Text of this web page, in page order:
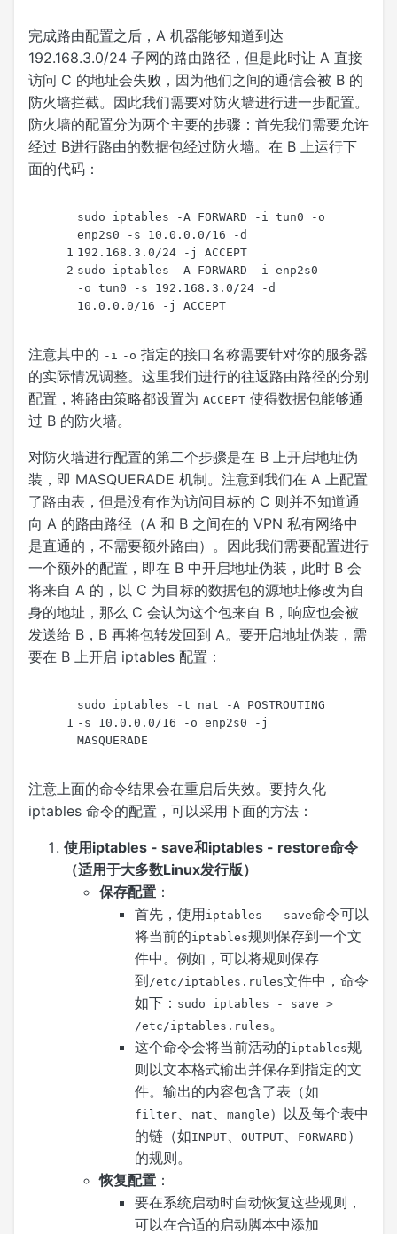
完成路由配置之后，A 机器能够知道到达
192.168.3.0/24 子网的路由路径，但是此时让 A 直接
访问 C 的地址会失败，因为他们之间的通信会被 B 的
防火墙拦截。因此我们需要对防火墙进行进一步配置。
防火墙的配置分为两个主要的步骤：首先我们需要允许
经过 B进行路由的数据包经过防火墙。在 B 上运行下
面的代码：
1
2
sudo iptables -A FORWARD -i tun0 -o
enp2s0 -s 10.0.0.0/16 -d
192.168.3.0/24 -j ACCEPT
sudo iptables -A FORWARD -i enp2s0
-o tun0 -s 192.168.3.0/24 -d
10.0.0.0/16 -j ACCEPT
注意其中的 -i -o 指定的接口名称需要针对你的服务器
的实际情况调整。这里我们进行的往返路由路径的分别
配置，将路由策略都设置为 ACCEPT 使得数据包能够通
过 B 的防火墙。
对防火墙进行配置的第二个步骤是在 B 上开启地址伪
装，即 MASQUERADE 机制。注意到我们在 A 上配置
了路由表，但是没有作为访问目标的 C 则并不知道通
向 A 的路由路径（A 和 B 之间在的 VPN 私有网络中
是直通的，不需要额外路由）。因此我们需要配置进行
一个额外的配置，即在 B 中开启地址伪装，此时 B 会
将来自 A 的，以 C 为目标的数据包的源地址修改为自
身的地址，那么 C 会认为这个包来自 B，响应也会被
发送给 B，B 再将包转发回到 A。要开启地址伪装，需
要在 B 上开启 iptables 配置：
1
sudo iptables -t nat -A POSTROUTING
-s 10.0.0.0/16 -o enp2s0 -j
MASQUERADE
注意上面的命令结果会在重启后失效。要持久化
iptables 命令的配置，可以采用下面的方法：
使用iptables - save和iptables - restore命令
（适用于大多数Linux发行版）
保存配置 ：
首先，使用iptables - save命令可以
将当前的iptables规则保存到一个文
件中。例如，可以将规则保存
到 /etc/iptables.rules文件中，命令
如下： sudo iptables - save >
/etc/iptables.rules 。
这个命令会将当前活动的iptables规
则以文本格式输出并保存到指定的文
件。输出的内容包含了表（如
filter nat mangle ）以及每个表中
的链（如INPUT OUTPUT FORWARD ）
的规则。
恢复配置 ：
要在系统启动时自动恢复这些规则，
可以在合适的启动脚本中添加